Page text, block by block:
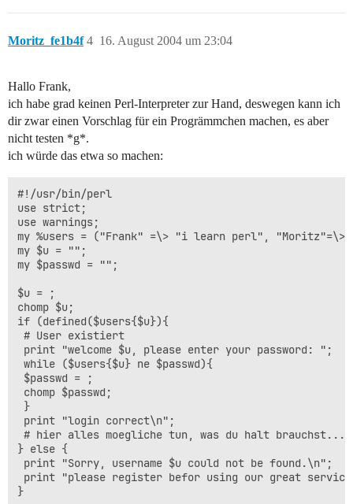
Moritz_fe1b4f 16. August 2004 um 23:04
4
Hallo Frank,
ich habe grad keinen Perl-Interpreter zur Hand, deswegen kann ich
dir zwar einen Vorschlag für ein Progrämmchen machen, es aber
nicht testen *g*.
ich würde das etwa so machen:
#!/usr/bin/perl
use strict;
use warnings;
my %users = ("Frank" =\> "i learn perl",
my $u = "";
my $passwd = "";
$u = ;
chomp $u;
if (defined($users{$u}){
# User existiert
print "welcome $u, please enter your password: ";
while ($users{$u} ne $passwd){
$passwd = ;
chomp $passwd;
}
print "login correct\n";
# hier alles moegliche tun, was du halt brauchst...
} else {
print "Sorry, username $u could not be found.\n";
print "please register befor using our great